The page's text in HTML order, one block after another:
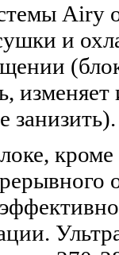
Airy
и
занизить).
кроме